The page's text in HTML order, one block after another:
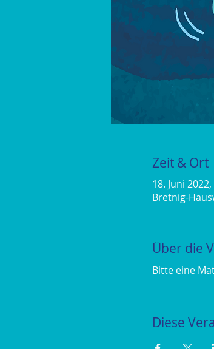
Zeit & Ort
18. Juni
Bretnig-
Über die
Bitte eine
Diese